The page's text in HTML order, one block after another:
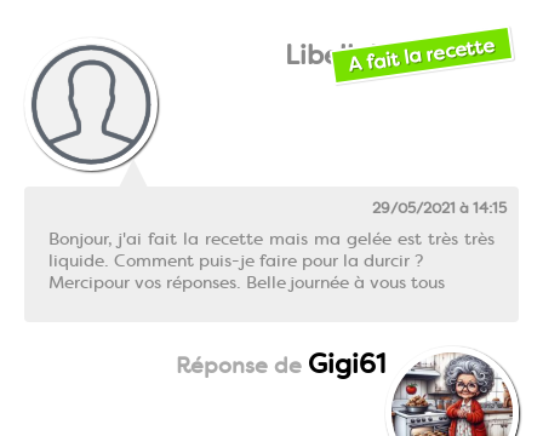
LibelluleA fait la recette
29/05/2021 à 14:15
Bonjour, j'ai fait la recette mais ma gelée est très très
liquide. Comment puis-je faire pour la durcir ?
Mercipour vos réponses. Belle journée à vous tous
Gigi61